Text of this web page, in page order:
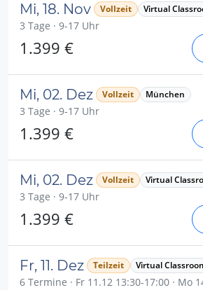
Mi, 18. Nov Vollzeit Virtual
3 Tage · 9-17 Uhr
1.399 €
Mi, 02. Dez Vollzeit München
3 Tage · 9-17 Uhr
1.399 €
Mi, 02. Dez Vollzeit Virtual
3 Tage · 9-17 Uhr
1.399 €
Fr, 11. Dez Teilzeit Virtual
6 Termine · Fr 11.12 13:30-17:00 · Mo